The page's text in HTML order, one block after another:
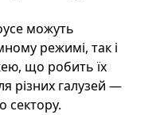
можуть
режимі, так і
що робить їх
різних галузей —
сектору.